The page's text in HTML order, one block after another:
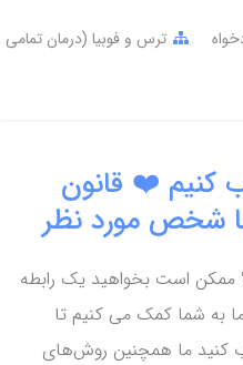
ترس و فوبیا (درمان تمامی
کنیم ❤️ قانون
شخص مورد نظر
ممکن است بخواهید یک رابطه
به شما کمک می کنیم تا
ما همچنین روش‌های